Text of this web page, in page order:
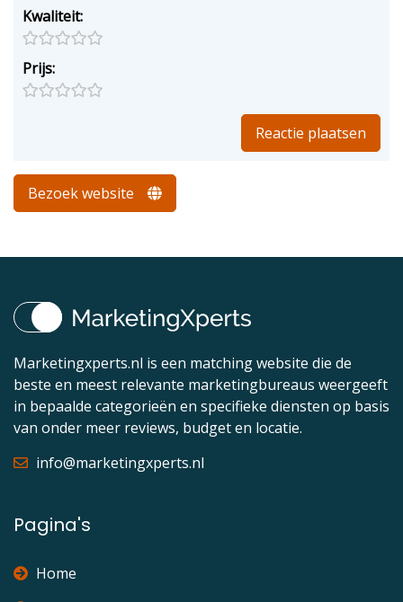
Kwaliteit:
Prijs:
Bezoek website
Marketingxperts.nl is een matching website die de
beste en meest relevante marketingbureaus weergeeft
in bepaalde categorieën en specifieke diensten op basis
van onder meer reviews, budget en locatie.
info@marketingxperts.nl
Pagina's
Home